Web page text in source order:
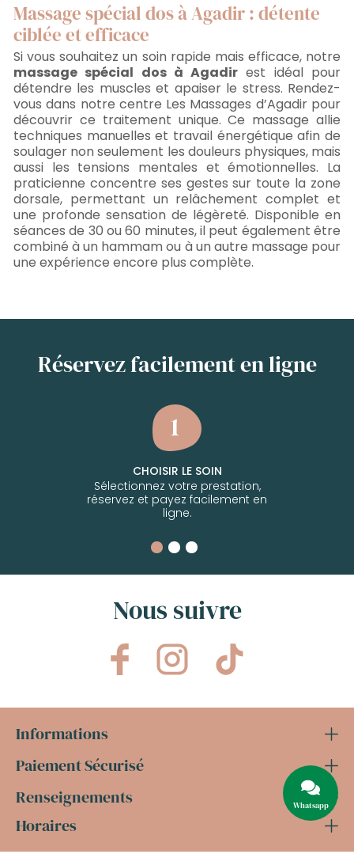
Whatsapp
Massage spécial dos à Agadir : détente
ciblée et efficace
Si vous souhaitez un soin rapide mais efficace, notre
massage spécial dos à Agadir est idéal pour
détendre les muscles et apaiser le stress. Rendez-
vous dans notre centre Les Massages d’Agadir pour
découvrir ce traitement unique. Ce massage allie
techniques manuelles et travail énergétique afin de
soulager non seulement les douleurs physiques, mais
aussi les tensions mentales et émotionnelles. La
praticienne concentre ses gestes sur toute la zone
dorsale, permettant un relâchement complet et
une profonde sensation de légèreté. Disponible en
séances de 30 ou 60 minutes, il peut également être
combiné à un hammam ou à un autre massage pour
une expérience encore plus complète.
Réservez facilement en ligne
CHOISIR LE SOIN
Sélectionnez votre prestation,
réservez et payez facilement en
ligne.
Nous suivre
Informations
Paiement Sécurisé
Renseignements
Horaires